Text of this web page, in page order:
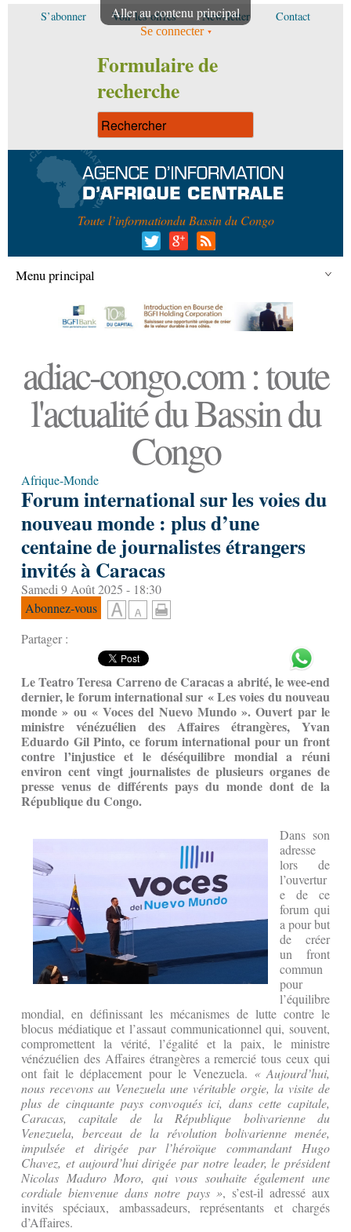
Aller au contenu principal
S’abonner Voir les offres Newsletter Contact
Se connecter
Formulaire de
recherche
Toute l’informationdu Bassin du Congo
Menu principal
adiac-congo.com : toute
l'actualité du Bassin du
Congo
Afrique-Monde
Forum international sur les voies du
nouveau monde : plus d’une
centaine de journalistes étrangers
invités à Caracas
Samedi 9 Août 2025 - 18:30
Abonnez-vous
Partager :
Le Teatro Teresa Carreno de Caracas a abrité, le wee-end
dernier, le forum international sur « Les voies du nouveau
monde » ou « Voces del Nuevo Mundo ».Ouvert par le
ministre vénézuélien des Affaires étrangères, Yvan
Eduardo Gil Pinto, ce forum international pour un front
contre l’injustice et le déséquilibre mondiala réuni
environ cent vingt journalistes de plusieurs organes de
presse venus de différents pays du monde dont de la
République du Congo.
Dans son
adresse
lors de
l’ouvertur
e de ce
forum qui
a pour but
de créer
un front
commun
pour
l’équilibre
mondial, en définissant les mécanismes de lutte contre le
blocus médiatique et l’assaut communicationnel qui, souvent,
compromettent la vérité, l’égalité et la paix, le ministre
vénézuélien des Affaires étrangères a remercié tous ceux qui
ont fait le déplacement pour le Venezuela. « Aujourd’hui,
nous recevons au Venezuela une véritable orgie, la visite de
plus de cinquante pays convoqués ici, dans cette capitale,
Caracas, capitale de la République bolivarienne du
Venezuela, berceau de la révolution bolivarienne menée,
impulsée et dirigée par l’héroïque commandant Hugo
Chavez, et aujourd’hui dirigée par notre leader, le président
Nicolas Maduro Moro, qui vous souhaite également une
cordiale bienvenue dans notre pays », s’est-il adressé aux
invités spéciaux, ambassadeurs, représentants et chargés
d’Affaires.